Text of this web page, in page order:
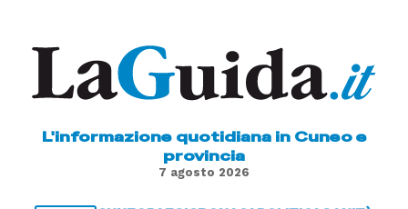
L'informazione quotidiana in Cuneo e
provincia
7 agosto 2026